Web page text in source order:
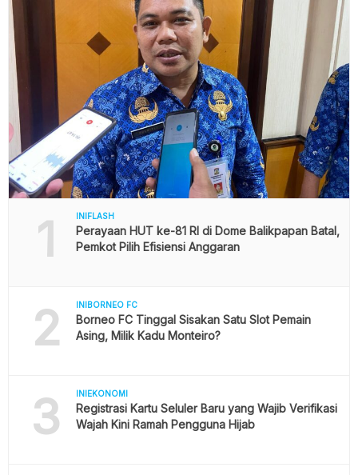
1 INIFLASH
Perayaan HUT ke-81 RI di Dome Balikpapan Batal,
Pemkot Pilih Efisiensi Anggaran
2 INIBORNEO FC
Borneo FC Tinggal Sisakan Satu Slot Pemain
Asing, Milik Kadu Monteiro?
3 INIEKONOMI
Registrasi Kartu Seluler Baru yang Wajib Verifikasi
Wajah Kini Ramah Pengguna Hijab